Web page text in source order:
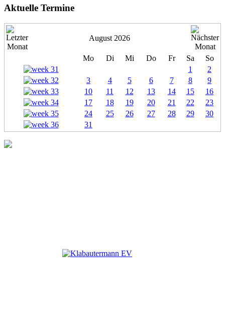
Aktuelle Termine
August 2026
Mo Di Mi Do Fr Sa
So
1
2
3
4 5 6 7 8
9
10
11 12 13 14 15
16
17
18 19 20 21 22
23
24
25 26 27 28 29
30
31